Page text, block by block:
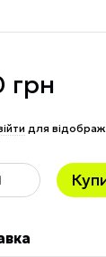
грн
для